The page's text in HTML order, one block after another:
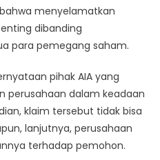
menyelamatkan
dibanding
para pemegang saham.
pihak AIA yang
perusahaan dalam keadaan
klaim tersebut tidak bisa
lanjutnya, perusahaan
terhadap pemohon.